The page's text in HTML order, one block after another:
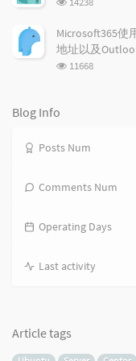
次
数:
Microsoft365使
地址以及
浏
11668
Blog Info
Posts Num
Comments Num
Operating Days
Last activity
Article tags